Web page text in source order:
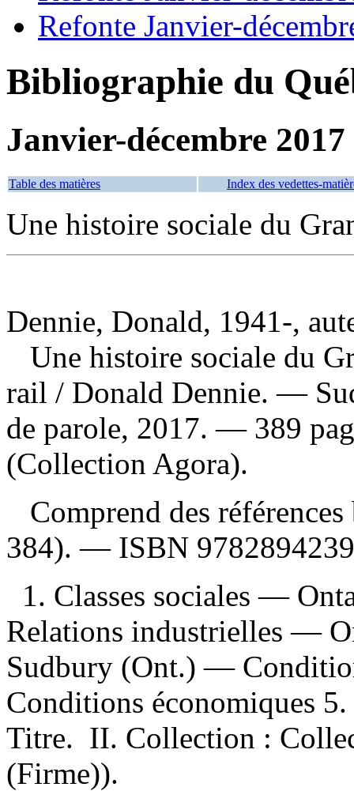
Refonte Janvier-
Bibliographie du
Janvier-décembre 2017
Table des matières Index des vedettes-
Une histoire sociale du
Dennie, Donald, 1941-,
Une histoire sociale du
rail / Donald Dennie. —
de parole, 2017. — 389
(Collection Agora).
Comprend des
384). — ISBN
1. Classes sociales —
Relations industrielles —
Sudbury (Ont.) —
Conditions économiques
Titre. II. Collection :
(Firme)).